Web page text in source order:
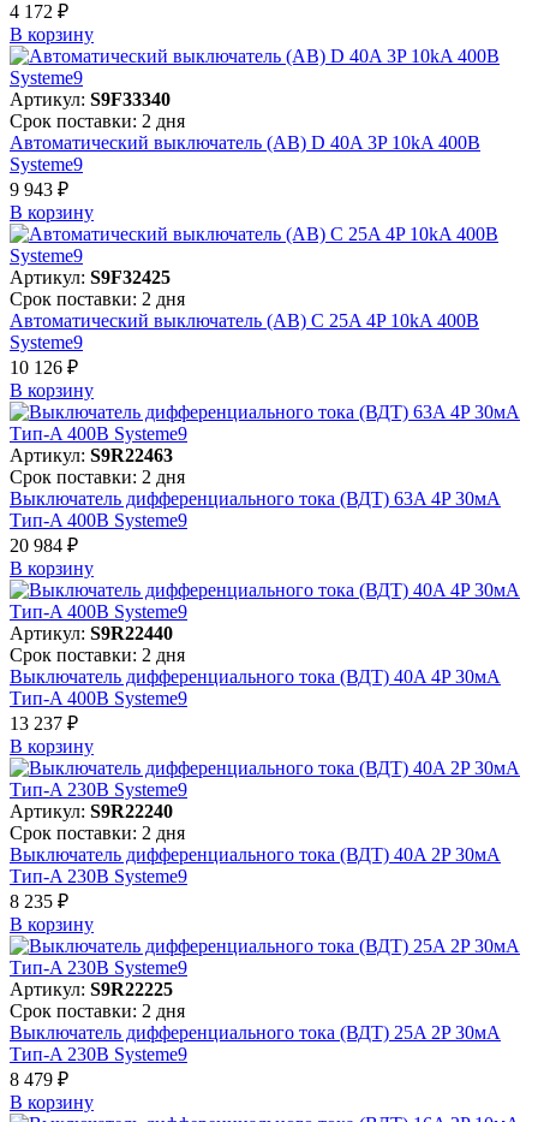
4 172 ₽
В корзинy
Артикул: S9F33340
Срок поставки: 2 дня
Автоматический выключатель (АВ) D 40A 3P 10kA 400В
Systeme9
9 943 ₽
В корзинy
Артикул: S9F32425
Срок поставки: 2 дня
Автоматический выключатель (АВ) C 25A 4P 10kA 400В
Systeme9
10 126 ₽
В корзинy
Артикул: S9R22463
Срок поставки: 2 дня
Выключатель дифференциального тока (ВДТ) 63A 4P 30мА
Тип-A 400В Systeme9
20 984 ₽
В корзинy
Артикул: S9R22440
Срок поставки: 2 дня
Выключатель дифференциального тока (ВДТ) 40A 4P 30мА
Тип-A 400В Systeme9
13 237 ₽
В корзинy
Артикул: S9R22240
Срок поставки: 2 дня
Выключатель дифференциального тока (ВДТ) 40A 2P 30мА
Тип-A 230В Systeme9
8 235 ₽
В корзинy
Артикул: S9R22225
Срок поставки: 2 дня
Выключатель дифференциального тока (ВДТ) 25A 2P 30мА
Тип-A 230В Systeme9
8 479 ₽
В корзинy